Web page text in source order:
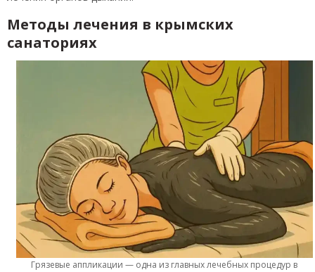
Методы лечения в крымских
санаториях
Грязевые аппликации — одна из главных лечебных процедур в